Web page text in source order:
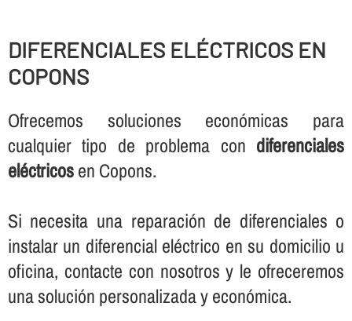
DIFERENCIALES ELÉCTRICOS EN
COPONS
Ofrecemos soluciones económicas para
cualquier tipo de problema con diferenciales
eléctricosen Copons.
Si necesita una reparación de diferenciales o
instalar un diferencial eléctrico en su domicilio u
oficina, contacte con nosotros y le ofreceremos
una solución personalizada y económica.